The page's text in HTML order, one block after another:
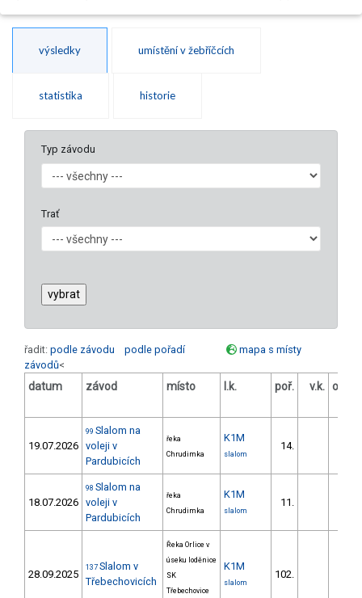
výsledky umístění v žebříčcích
statistika historie
Typ závodu
Trať
řadit: podle závodu podle pořadí
mapa s místy
závodů<
datum závod místo l.k. poř. v.k.
19.07.2026
99 Slalom na
voleji v
Pardubicích
řeka
Chrudimka
K1M
slalom
14.
18.07.2026
98 Slalom na
voleji v
Pardubicích
řeka
Chrudimka
K1M
slalom
11.
28.09.2025
137 Slalom v
Třebechovicích
Řeka Orlice v
úseku loděnice
SK
Třebechovice
K1M
slalom
102.